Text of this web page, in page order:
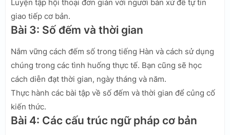
Luyện tập hội thoại đơn giản với người bản xứ để tự tin
giao tiếp cơ bản.
Bài 3: Số đếm và thời gian
Nắm vững cách đếm số trong tiếng Hàn và cách sử dụng
chúng trong các tình huống thực tế. Bạn cũng sẽ học
cách diễn đạt thời gian, ngày tháng và năm.
Thực hành các bài tập về số đếm và thời gian để củng cố
kiến thức.
Bài 4: Các cấu trúc ngữ pháp cơ bản